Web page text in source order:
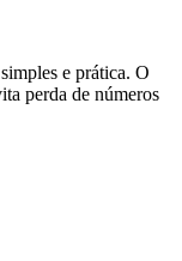
e prática. O
perda de números